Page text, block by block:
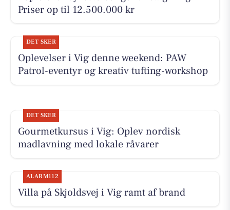
Priser op til 12.500.000 kr
DET SKER
Oplevelser i Vig denne weekend: PAW
Patrol-eventyr og kreativ tufting-workshop
DET SKER
Gourmetkursus i Vig: Oplev nordisk
madlavning med lokale råvarer
ALARM112
Villa på Skjoldsvej i Vig ramt af brand